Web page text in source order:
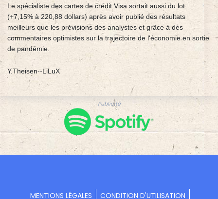
Le spécialiste des cartes de crédit Visa sortait aussi du lot
(+7,15% à 220,88 dollars) après avoir publié des résultats
meilleurs que les prévisions des analystes et grâce à des
commentaires optimistes sur la trajectoire de l'économie en sortie
de pandémie.
Y.Theisen--LiLuX
Publicité
MENTIONS LÉGALES CONDITION D'UTILISATION